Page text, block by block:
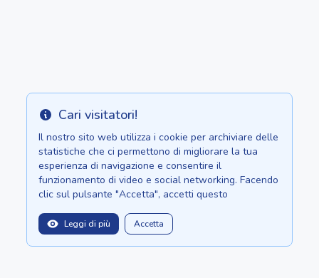
Info Cari visitatori!
Il nostro sito web utilizza i cookie per archiviare delle
statistiche che ci permettono di migliorare la tua
esperienza di navigazione e consentire il
funzionamento di video e social networking. Facendo
clic sul pulsante "Accetta", accetti questo
Leggi di più Accetta